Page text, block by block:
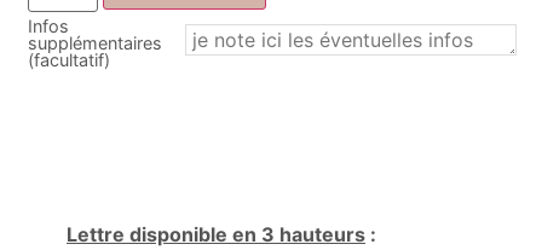
Infos
supplémentaires
(facultatif)
Lettre disponible en 3 hauteurs :